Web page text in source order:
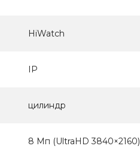
HiWatch
IP
цилиндр
8 Мп (UltraHD 3840×2160)